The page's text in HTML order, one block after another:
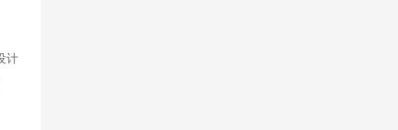
计